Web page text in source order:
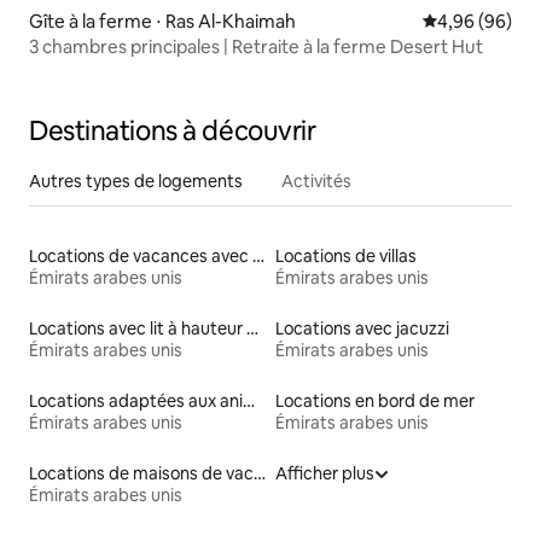
Gîte à la ferme ⋅ Ras Al-Khaimah Évaluation
4,96 (96)
3 chambres principales | Retraite à la ferme Desert Hut
Destinations à découvrir
Autres types de logements Activités
Locations de vacances avec piscine
Émirats arabes unis
Locations de villas
Émirats arabes unis
Locations avec lit à hauteur adaptée
Émirats arabes unis
Locations avec jacuzzi
Émirats arabes unis
Locations adaptées aux animaux
Émirats arabes unis
Locations en bord de mer
Émirats arabes unis
Locations de maisons de vacances
Émirats arabes unis
Afficher plus